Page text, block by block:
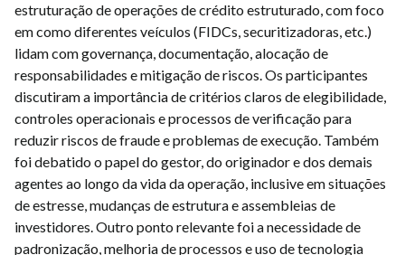
estruturação de operações de crédito estruturado, com foco
em como diferentes veículos (FIDCs, securitizadoras, etc.)
lidam com governança, documentação, alocação de
responsabilidades e mitigação de riscos. Os participantes
discutiram a importância de critérios claros de elegibilidade,
controles operacionais e processos de verificação para
reduzir riscos de fraude e problemas de execução. Também
foi debatido o papel do gestor, do originador e dos demais
agentes ao longo da vida da operação, inclusive em situações
de estresse, mudanças de estrutura e assembleias de
investidores. Outro ponto relevante foi a necessidade de
padronização, melhoria de processos e uso de tecnologia